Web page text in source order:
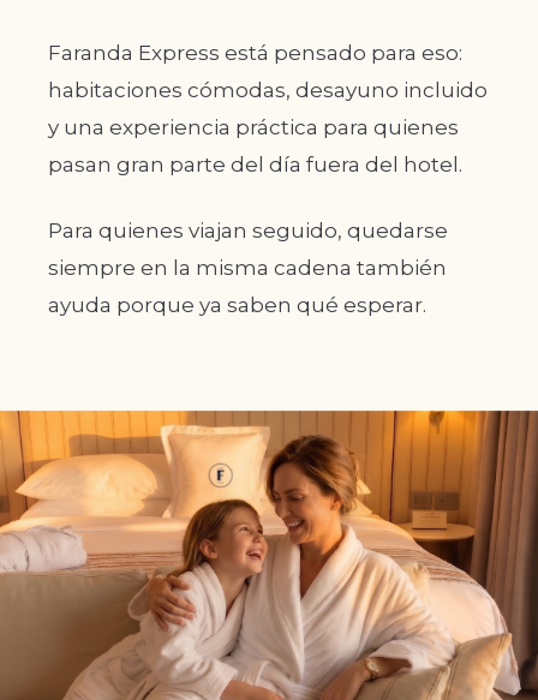
Faranda Express está pensado para eso:
habitaciones cómodas, desayuno incluido
y una experiencia práctica para quienes
pasan gran parte del día fuera del hotel.
Para quienes viajan seguido, quedarse
siempre en la misma cadena también
ayuda porque ya saben qué esperar.